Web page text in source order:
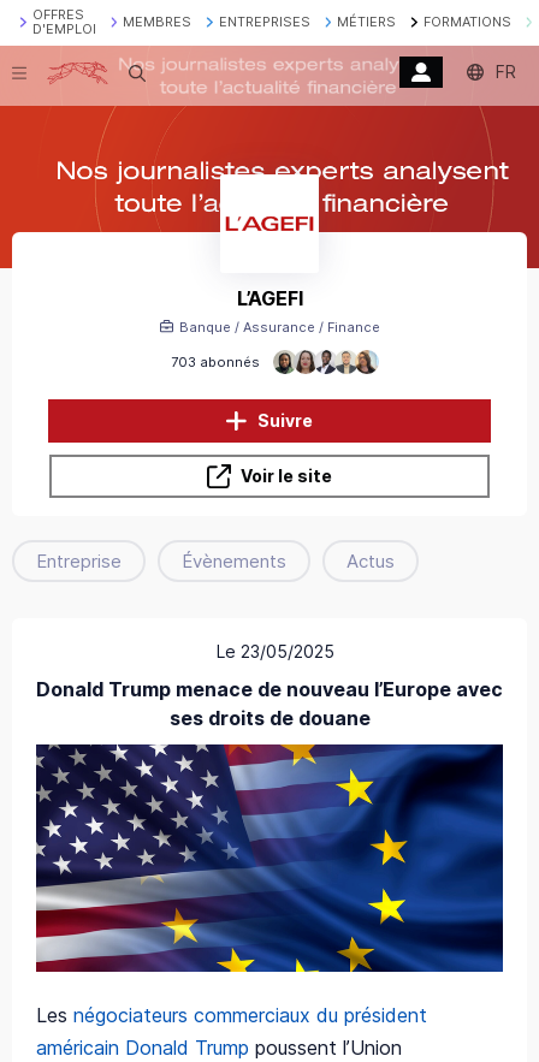
OFFRES
D'EMPLOI
MEMBRES ENTREPRISES MÉTIERS FORMATIONS
Recherche FR
L’AGEFI
703 abonnés
Banque / Assurance / Finance
Suivre
Voir le site
Entreprise Évènements Actus
Le 23/05/2025
Donald Trump menace de nouveau l’Europe avec
ses droits de douane
Les négociateurs commerciaux du président
américain Donald Trump poussent l’Union